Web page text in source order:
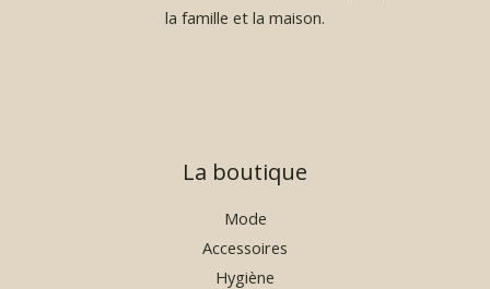
,
2
0
la famille et la maison.
La boutique
Mode
Accessoires
Hygiène